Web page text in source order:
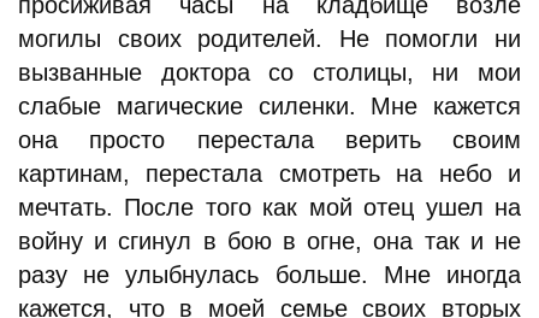
могилы своих родителей. Не помогли ни
вызванные доктора со столицы, ни мои
слабые магические силенки. Мне кажется
она просто перестала верить своим
картинам, перестала смотреть на небо и
мечтать. После того как мой отец ушел на
войну и сгинул в бою в огне, она так и не
разу не улыбнулась больше. Мне иногда
кажется, что в моей семье своих вторых